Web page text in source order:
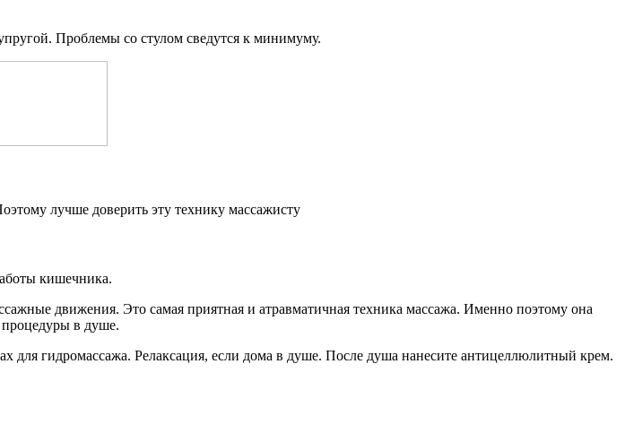
Проблемы со стулом сведутся к минимуму.
лучше доверить эту технику массажисту
кишечника.
движения. Это самая приятная и атравматичная техника массажа. Именно поэтому она
процедуры в душе.
для гидромассажа. Релаксация, если дома в душе. После душа нанесите антицеллюлитный крем.